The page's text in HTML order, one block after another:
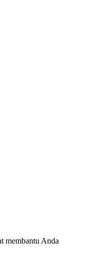
membantu Anda